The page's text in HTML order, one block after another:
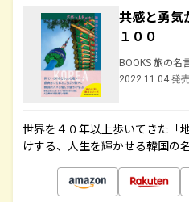
共感と勇気
１００
BOOKS 旅の名
2022.11.04 発
世界を４０年以上歩いてきた「
けする、人生を輝かせる韓国の